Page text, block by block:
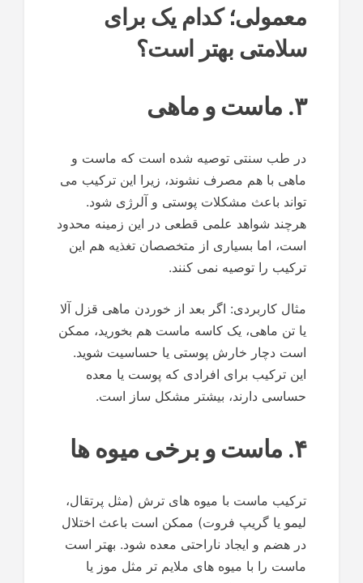
معمولی؛ کدام یک برای
سلامتی بهتر است؟
۳. ماست و ماهی
در طب سنتی توصیه شده است که ماست و
ماهی با هم مصرف نشوند، زیرا این ترکیب می
تواند باعث مشکلات پوستی و آلرژی شود.
هرچند شواهد علمی قطعی در این زمینه محدود
است، اما بسیاری از متخصصان تغذیه هم این
ترکیب را توصیه نمی کنند.
مثال کاربردی: اگر بعد از خوردن ماهی قزل آلا
یا تن ماهی، یک کاسه ماست هم بخورید، ممکن
است دچار خارش پوستی یا حساسیت شوید.
این ترکیب برای افرادی که پوست یا معده
حساسی دارند، بیشتر مشکل ساز است.
۴. ماست و برخی میوه ها
ترکیب ماست با میوه های ترش (مثل پرتقال،
لیمو یا گریپ فروت) ممکن است باعث اختلال
در هضم و ایجاد ناراحتی معده شود. بهتر است
ماست را با میوه های ملایم تر مثل موز یا